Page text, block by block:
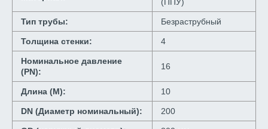
Тип трубы: Безраструбный
Толщина стенки: 4
Номинальное давление
(PN):
16
Длина (М): 10
DN (Диаметр номинальный): 200